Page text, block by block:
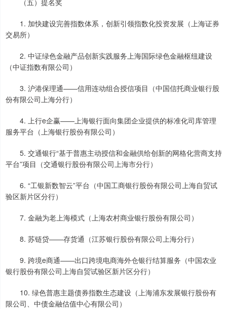
（五）提名奖
1. 加快建设完善指数体系，创新引领指数化投资发展（上海证券
交易所）
2. 中证绿色金融产品创新实践服务上海国际绿色金融枢纽建设
（中证指数有限公司）
3. 沪港保理通——信用连动组合授信项目（中国信托商业银行股
份有限公司上海分行）
4. 上行e企赢——上海银行面向集团企业提供的标准化司库管理
服务平台（上海银行股份有限公司）
5. 交通银行“基于普惠主动授信和金融供给创新的网格化营商支持
平台”项目（交通银行股份有限公司上海市分行）
6. “工银新数智云”平台（中国工商银行股份有限公司上海自贸试
验区新片区分行）
7. 金融为老上海模式（上海农村商业银行股份有限公司）
8. 苏链贷——存货通（江苏银行股份有限公司上海分行）
9. 跨境e商通——出口跨境电商海外仓银行结算服务（中国农业
银行股份有限公司上海自贸试验区新片区分行）
10. 绿色普惠主题债券指数生态建设（上海浦东发展银行股份有
限公司、中债金融估值中心有限公司）